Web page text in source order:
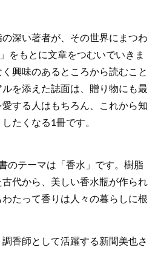
深い著者が、その世界にまつわ
をもとに文章をつむいでいきま
興味のあるところから読むこと
を添えた誌面は、贈り物にも最
する人はもちろん、これから知
たくなる1冊です。
のテーマは「香水」です。樹脂
代から、美しい香水瓶が作られ
たって香りは人々の暮らしに根
香師として活躍する新間美也さ